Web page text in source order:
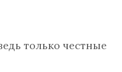
только честные